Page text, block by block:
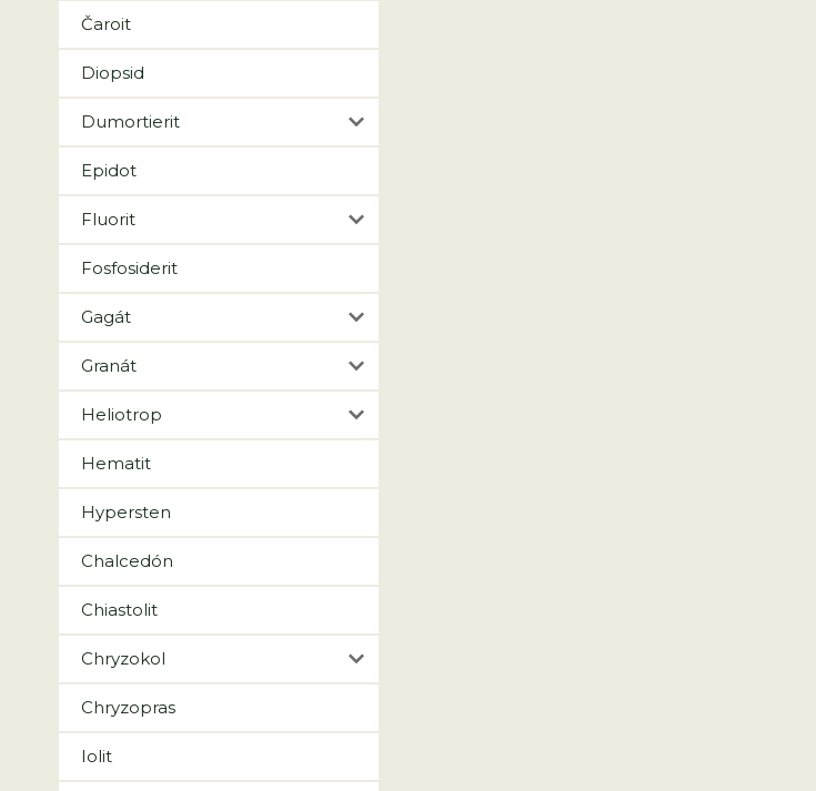
Čaroit
Diopsid
Dumortierit
Epidot
Fluorit
Fosfosiderit
Gagát
Granát
Heliotrop
Hematit
Hypersten
Chalcedón
Chiastolit
Chryzokol
Chryzopras
Iolit